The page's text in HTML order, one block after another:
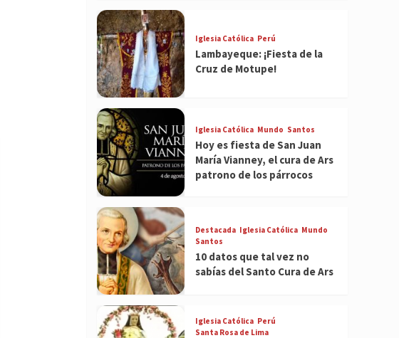
Iglesia Católica Perú
Lambayeque: ¡Fiesta de la
Cruz de Motupe!
Iglesia Católica Mundo Santos
Hoy es fiesta de San Juan
María Vianney, el cura de Ars
patrono de los párrocos
Destacada Iglesia Católica Mundo
Santos
10 datos que tal vez no
sabías del Santo Cura de Ars
Iglesia Católica Perú
Santa Rosa de Lima